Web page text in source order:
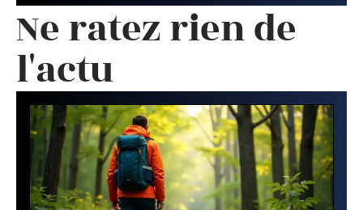
Ne ratez rien de
l'actu